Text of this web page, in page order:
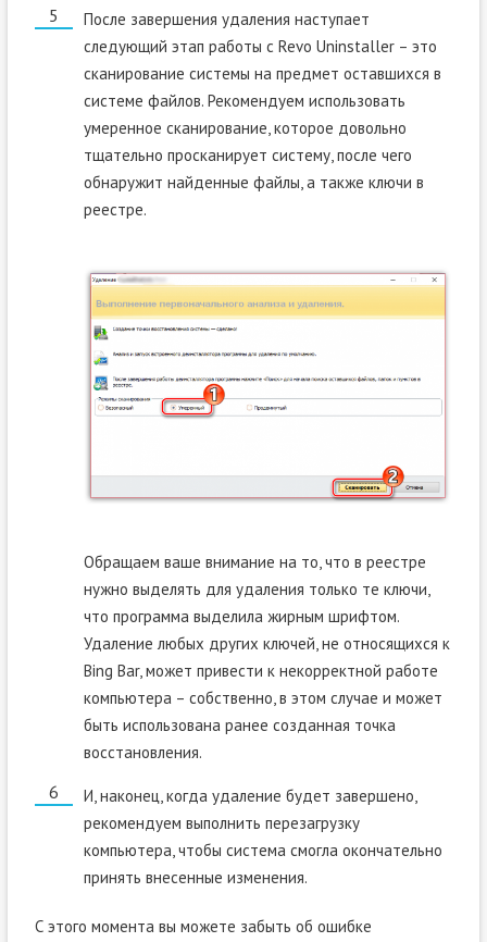
После завершения удаления наступает
следующий этап работы с Revo Uninstaller – это
сканирование системы на предмет оставшихся в
системе файлов. Рекомендуем использовать
умеренное сканирование, которое довольно
тщательно просканирует систему, после чего
обнаружит найденные файлы, а также ключи в
реестре.
Обращаем ваше внимание на то, что в реестре
нужно выделять для удаления только те ключи,
что программа выделила жирным шрифтом.
Удаление любых других ключей, не относящихся к
Bing Bar, может привести к некорректной работе
компьютера – собственно, в этом случае и может
быть использована ранее созданная точка
восстановления.
И, наконец, когда удаление будет завершено,
рекомендуем выполнить перезагрузку
компьютера, чтобы система смогла окончательно
принять внесенные изменения.
С этого момента вы можете забыть об ошибке